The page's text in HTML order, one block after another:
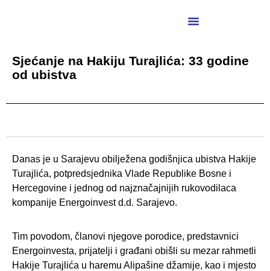
Sjećanje na Hakiju Turajlića: 33 godine
od ubistva
Danas je u Sarajevu obilježena godišnjica ubistva Hakije
Turajlića, potpredsjednika Vlade Republike Bosne i
Hercegovine i jednog od najznačajnijih rukovodilaca
kompanije Energoinvest d.d. Sarajevo.
Tim povodom, članovi njegove porodice, predstavnici
Energoinvesta, prijatelji i građani obišli su mezar rahmetli
Hakije Turajlića u haremu Alipašine džamije, kao i mjesto